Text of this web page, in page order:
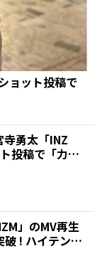
ョット投稿で
勇太「INZ
投稿で「力抜
」のMV再生
破 ! ハイテンシ